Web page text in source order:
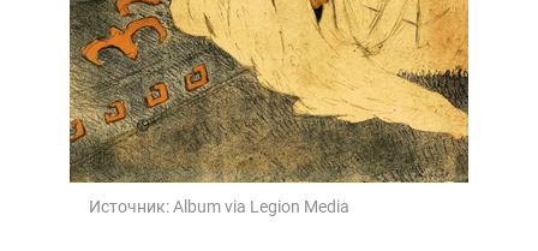
Источник:Album via Legion Media